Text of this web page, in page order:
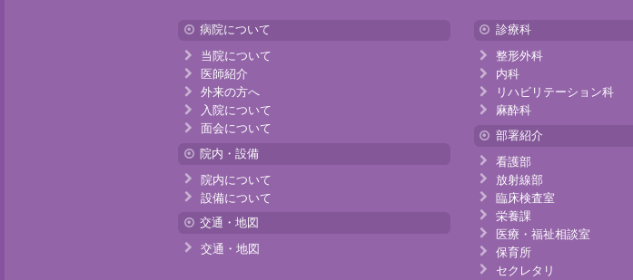
病院について
当院について
医師紹介
外来の方へ
入院について
面会について
院内・設備
院内について
設備について
交通・地図
交通・地図
診療科
整形外科
内科
リハビリテーション科
麻酔科
部署紹介
看護部
放射線部
臨床検査室
栄養課
医療・福祉相談室
保育所
セクレタリ